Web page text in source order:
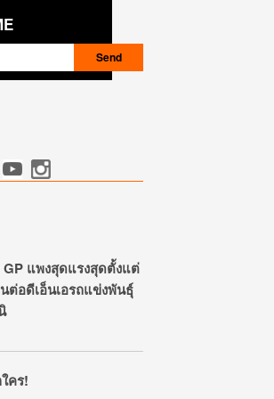
GP แพงสุดแรงสุดตั้งแต่
ต่อดีเอ็นเอรถแข่งพันธุ์
คร!